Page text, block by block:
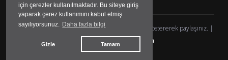
için çerezler kullanılmaktadır. Bu siteye giriş
yaparak çerez kullanımını kabul etmiş
sayılıyorsunuz. Daha fazla bilgi
Gizle Tamam
Dayanisma-Datca.org (ↄ) Copyleft - Lütfen kaynak göstererek paylaşınız. |
yazılım&tasarım:
madmedya